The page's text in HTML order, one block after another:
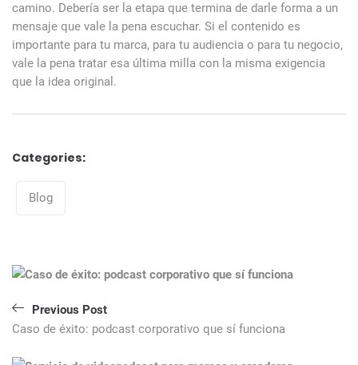
camino. Debería ser la etapa que termina de darle forma a un
mensaje que vale la pena escuchar. Si el contenido es
importante para tu marca, para tu audiencia o para tu negocio,
vale la pena tratar esa última milla con la misma exigencia
que la idea original.
Categories:
Blog
Navegación
de
entradas
Previous Post
Caso de éxito: podcast corporativo que sí funciona